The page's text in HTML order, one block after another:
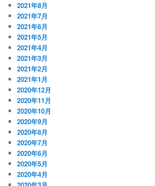
2021年8月
2021年7月
2021年6月
2021年5月
2021年4月
2021年3月
2021年2月
2021年1月
2020年12月
2020年11月
2020年10月
2020年9月
2020年8月
2020年7月
2020年6月
2020年5月
2020年4月